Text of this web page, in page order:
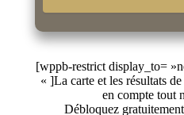
[wppb-restrict display_to=
« ]La carte et les résultats
en compte tout
Débloquez gratuitement